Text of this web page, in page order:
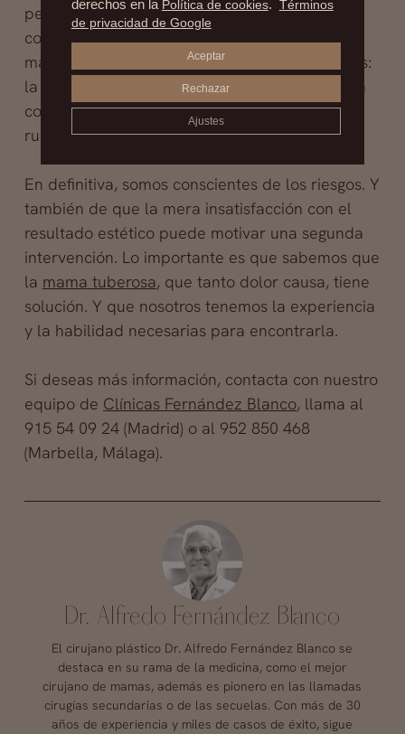
pezón. Las intervenciones mamarias tienen
complicaciones inherentes, y los implantes
mamarios, riesgos específicos (en concreto, tres:
la formación de pliegue o aspecto de ondas, la
contracción capsular y cápsula fibrosa, y la
ruptura y desinflado de los implantes).
En definitiva, somos conscientes de los riesgos. Y
también de que la mera insatisfacción con el
resultado estético puede motivar una segunda
intervención. Lo importante es que sabemos que
la mama tuberosa, que tanto dolor causa, tiene
solución. Y que nosotros tenemos la experiencia
y la habilidad necesarias para encontrarla.
Si deseas más información, contacta con nuestro
equipo de Clínicas Fernández Blanco, llama al
915 54 09 24 (Madrid) o al 952 850 468
(Marbella, Málaga).
Dr. Alfredo Fernández Blanco
El cirujano plástico Dr. Alfredo Fernández Blanco se
destaca en su rama de la medicina, como el mejor
cirujano de mamas, además es pionero en las llamadas
cirugías secundarias o de las secuelas. Con más de 30
años de experiencia y miles de casos de éxito, sigue
derechos en la Política de cookies. Términos
de privacidad de Google
Aceptar
Rechazar
Ajustes